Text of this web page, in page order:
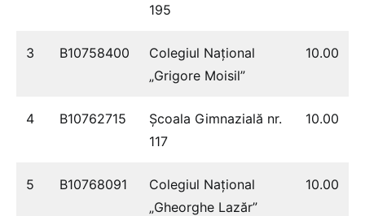
195
3 B10758400
Colegiul Naţional
„Grigore Moisil”
10.00
4 B10762715
Şcoala Gimnazială nr.
117
10.00
5 B10768091
Colegiul Naţional
„Gheorghe Lazăr”
10.00